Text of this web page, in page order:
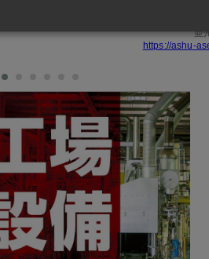
亜
https://ashu-